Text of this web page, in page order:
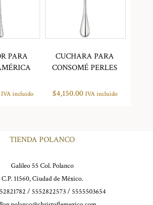
PARA
IVA incluido
CUCHARA PARA
CONSOMÉ PERLES
$4,150.00 IVA incluido
TIENDA POLANCO
Galileo 55 Col. Polanco
C.P. 11560, Ciudad de México.
/ 5552822573 / 5555503654